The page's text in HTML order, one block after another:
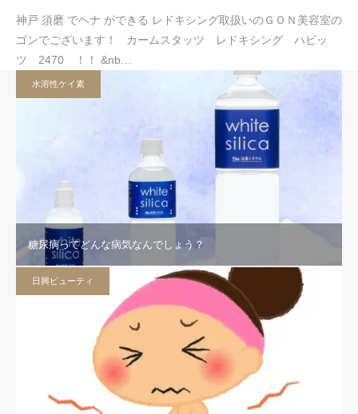
神戸 須磨 でヘナ ができる レドキシング取扱いのＧＯＮ美容室の
ゴンでございます！ カームスタッツ レドキシング ハビッ
ツ 2470 ！！ &nb…
水溶性ケイ素
糖尿病ってどんな病気なんでしょう？
日興ビューティ